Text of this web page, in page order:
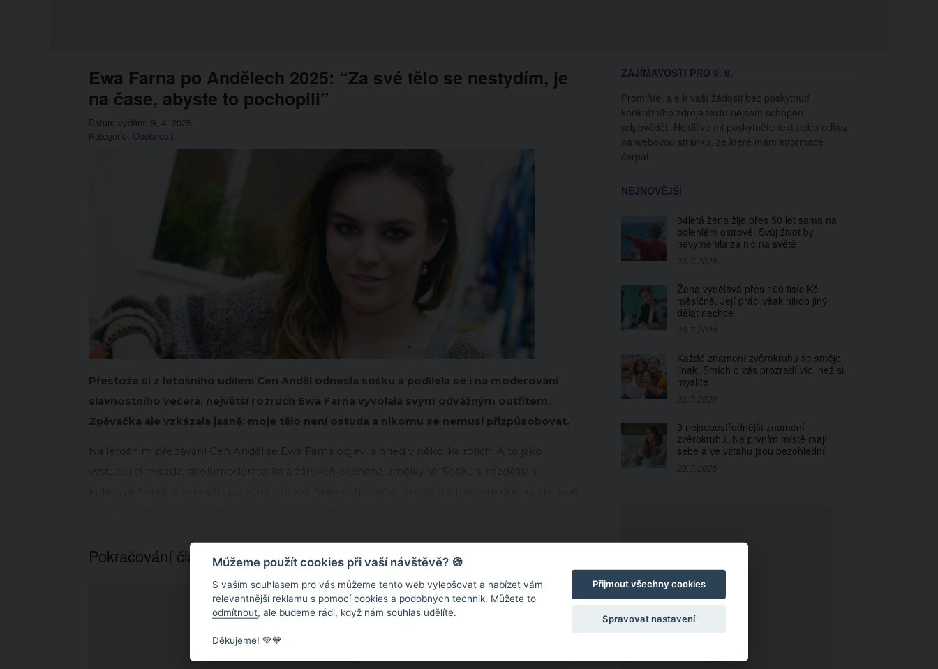
Ewa Farna po Andělech 2025: “Za své tělo se nestydím, je
na čase, abyste to pochopili”
Datum vydání: 9. 4. 2025
Kategorie: Osobnosti
Přestože si z letošního udílení Cen Anděl odnesla sošku a podílela se i na moderování
slavnostního večera, největší rozruch Ewa Farna vyvolala svým odvážným outfitem.
Zpěvačka ale vzkázala jasně: moje tělo není ostuda a nikomu se nemusí přizpůsobovat.
Na letošním předávání Cen Anděl se Ewa Farna objevila hned v několika rolích. A to jako
Pokračování článku níže...
ZAJÍMAVOSTI PRO 9. 8.
Promiňte, ale k vaší žádosti bez poskytnutí
konkrétního zdroje textu nejsem schopen
odpovědět. Nejdříve mi poskytněte text nebo odkaz
na webovou stránku, ze které mám informace
čerpat.
NEJNOVĚJŠÍ
84letá žena žije přes 50 let sama na
odlehlém ostrově. Svůj život by
nevyměnila za nic na světě
Žena vydělává přes 100 tisíc Kč
měsíčně. Její práci však nikdo jiný
dělat nechce
Každé znamení zvěrokruhu se směje
jinak. Smích o vás prozradí víc, než si
myslíte
3 nejsebestřednější znamení
zvěrokruhu. Na prvním místě mají
sebe a ve vztahu jsou bezohlední
Můžeme použít cookies při vaší návštěvě? 🍪
S vaším souhlasem pro vás můžeme tento web vylepšovat a nabízet vám
relevantnější reklamu s pomocí cookies a podobných technik. Můžete to
odmítnout, ale budeme rádi, když nám souhlas udělíte.
Děkujeme! 💚💙
Přijmout všechny cookies
Spravovat nastavení